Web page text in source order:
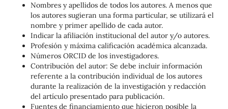
Nombres y apellidos de todos los autores. A menos que
los autores sugieran una forma particular, se utilizará el
nombre y primer apellido de cada autor.
Indicar la afiliación institucional del autor y/o autores.
Profesión y máxima calificación académica alcanzada.
Números ORCID de los investigadores.
Contribución del autor: Se debe incluir información
referente a la contribución individual de los autores
durante la realización de la investigación y redacción
del artículo presentado para publicación.
Fuentes de financiamiento que hicieron posible la